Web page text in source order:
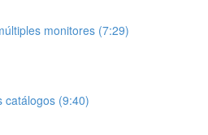
monitores (7:29)
catálogos (9:40)